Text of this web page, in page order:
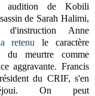
audition de Kobili
de Sarah Halimi,
Anne
a retenu le caractère
du meurtre comme
aggravante. Francis
du CRIF, s'en
On peut